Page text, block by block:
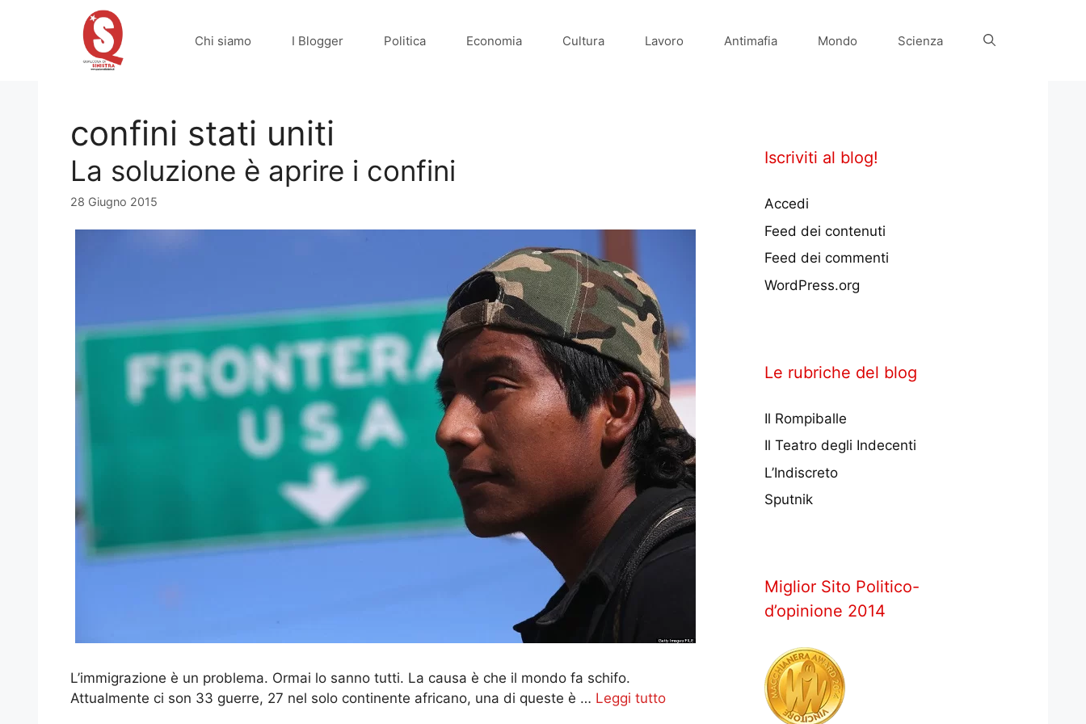
Chi siamo I Blogger Politica Economia Cultura Lavoro Antimafia Mondo Scienza
confini stati uniti
La soluzione è aprire i confini
28 Giugno 2015
L’immigrazione è un problema. Ormai lo sanno tutti. La causa è che il mondo fa schifo.
Attualmente ci son 33 guerre, 27 nel solo continente africano, una di queste è … Leggi tutto
Iscriviti al blog!
Accedi
Feed dei contenuti
Feed dei commenti
WordPress.org
Le rubriche del blog
Il Rompiballe
Il Teatro degli Indecenti
L’Indiscreto
Sputnik
Miglior Sito Politico-
d’opinione 2014